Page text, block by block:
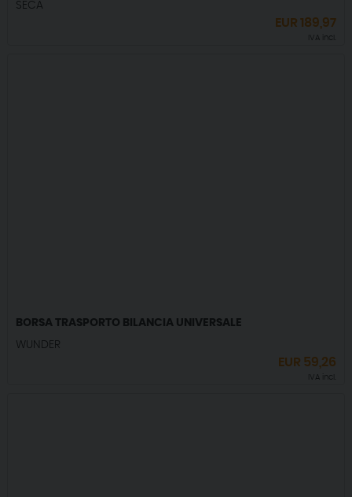
SECA
EUR189,97
IVA incl.
BORSA TRASPORTO BILANCIA UNIVERSALE
WUNDER
EUR 59,26
IVA incl.